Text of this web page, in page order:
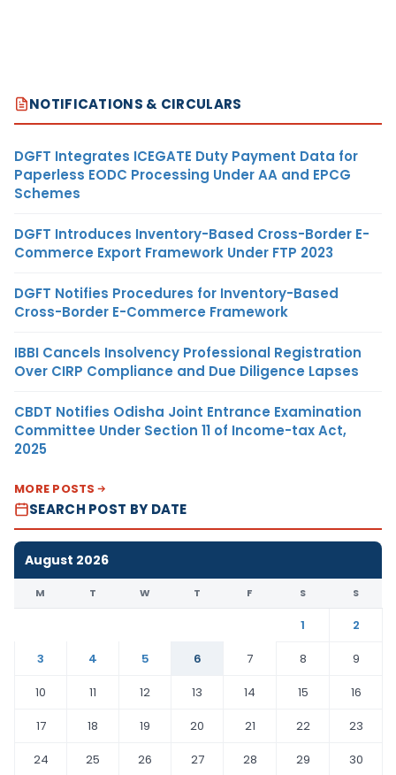
NOTIFICATIONS & CIRCULARS
DGFT Integrates ICEGATE Duty Payment Data for
Paperless EODC Processing Under AA and EPCG
Schemes
DGFT Introduces Inventory-Based Cross-Border E-
Commerce Export Framework Under FTP 2023
DGFT Notifies Procedures for Inventory-Based
Cross-Border E-Commerce Framework
IBBI Cancels Insolvency Professional Registration
Over CIRP Compliance and Due Diligence Lapses
CBDT Notifies Odisha Joint Entrance Examination
Committee Under Section 11 of Income-tax Act,
2025
MORE POSTS
SEARCH POST BY DATE
August 2026
M T W T F S S
1
2
3
4 5 6 7 8
9
10
11 12 13 14 15
16
17
18 19 20 21 22
23
24
25 26 27 28 29
30